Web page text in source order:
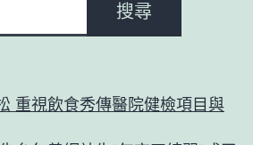
搜尋
重視飲食秀傳醫院健檢項目與